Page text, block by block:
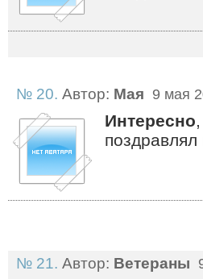
№ 20. Автор: Мая 9 мая
Интересно
поздравлял
№ 21. Автор: Ветераны